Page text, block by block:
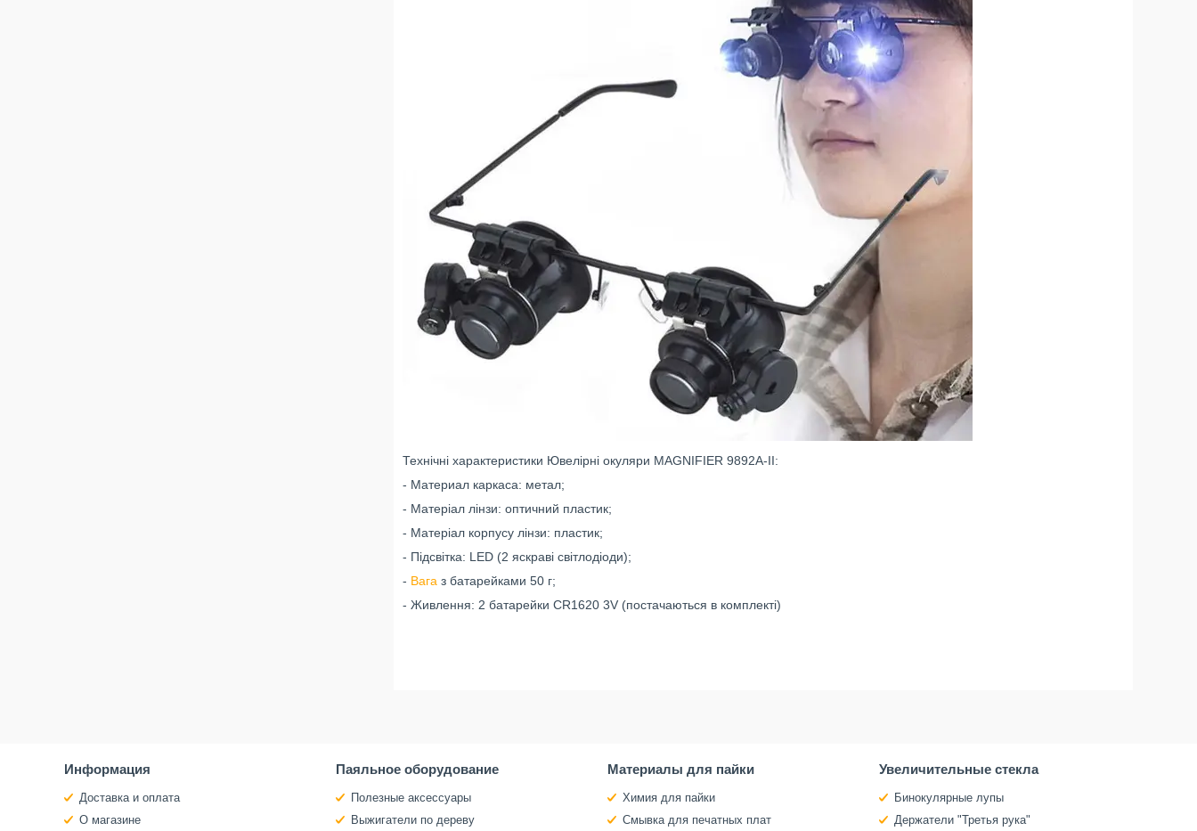
Технічні характеристики Ювелірні окуляри MAGNIFIER 9892A-II:
- Материал каркаса: метал;
- Матеріал лінзи: оптичний пластик;
- Матеріал корпусу лінзи: пластик;
- Підсвітка: LED (2 яскраві світлодіоди);
- Вага з батарейками 50 г;
- Живлення: 2 батарейки CR1620 3V (постачаються в комплекті)
Информация
Доставка и оплата
О магазине
Паяльное оборудование
Полезные аксессуары
Выжигатели по дереву
Материалы для пайки
Химия для пайки
Смывка для печатных плат
Увеличительные стекла
Бинокулярные лупы
Держатели "Третья рука"